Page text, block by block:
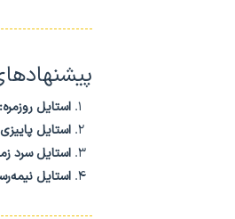
استایل روزمره:
استایل
استایل سرد
استایل